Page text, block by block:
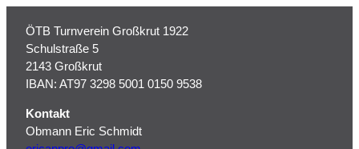
ÖTB Turnverein Großkrut 1922
Schulstraße 5
2143 Großkrut
IBAN: AT97 3298 5001 0150 9538
Kontakt
Obmann Eric Schmidt